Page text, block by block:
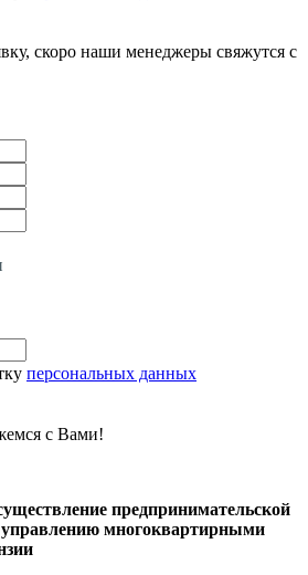
скоро наши менеджеры свяжутся с
персональных данных
с Вами!
предпринимательской
управлению многоквартирными